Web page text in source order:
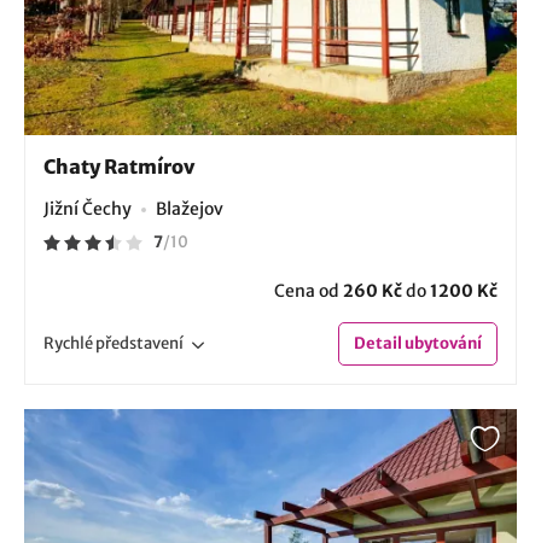
Chaty Ratmírov
Jižní Čechy Blažejov
7/10
Cena od 260 Kčdo1200 Kč
Rychlépředstavení Detailubytování